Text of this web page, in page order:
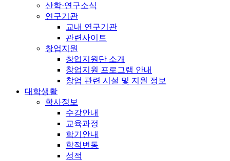
산학·연구소식
연구기관
교내 연구기관
관련사이트
창업지원
창업지원단 소개
창업지원 프로그램 안내
창업 관련 시설 및 지원 정보
대학생활
학사정보
수강안내
교육과정
학기안내
학적변동
성적